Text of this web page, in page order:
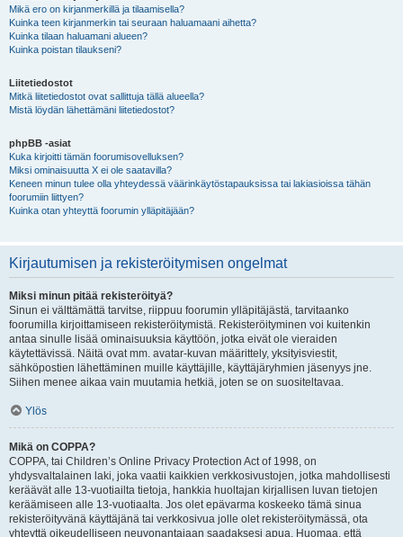
Mikä ero on kirjanmerkillä ja tilaamisella?
Kuinka teen kirjanmerkin tai seuraan haluamaani aihetta?
Kuinka tilaan haluamani alueen?
Kuinka poistan tilaukseni?
Liitetiedostot
Mitkä liitetiedostot ovat sallittuja tällä alueella?
Mistä löydän lähettämäni liitetiedostot?
phpBB -asiat
Kuka kirjoitti tämän foorumisovelluksen?
Miksi ominaisuutta X ei ole saatavilla?
Keneen minun tulee olla yhteydessä väärinkäytöstapauksissa tai lakiasioissa tähän
foorumiin liittyen?
Kuinka otan yhteyttä foorumin ylläpitäjään?
Kirjautumisen ja rekisteröitymisen ongelmat
Miksi minun pitää rekisteröityä?
Sinun ei välttämättä tarvitse, riippuu foorumin ylläpitäjästä, tarvitaanko
foorumilla kirjoittamiseen rekisteröitymistä. Rekisteröityminen voi kuitenkin
antaa sinulle lisää ominaisuuksia käyttöön, jotka eivät ole vieraiden
käytettävissä. Näitä ovat mm. avatar-kuvan määrittely, yksityisviestit,
sähköpostien lähettäminen muille käyttäjille, käyttäjäryhmien jäsenyys jne.
Siihen menee aikaa vain muutamia hetkiä, joten se on suositeltavaa.
Ylös
Mikä on COPPA?
COPPA, tai Children’s Online Privacy Protection Act of 1998, on
yhdysvaltalainen laki, joka vaatii kaikkien verkkosivustojen, jotka mahdollisesti
keräävät alle 13-vuotiailta tietoja, hankkia huoltajan kirjallisen luvan tietojen
keräämiseen alle 13-vuotiaalta. Jos olet epävarma koskeeko tämä sinua
rekisteröityvänä käyttäjänä tai verkkosivua jolle olet rekisteröitymässä, ota
yhteyttä oikeudelliseen neuvonantajaan saadaksesi apua. Huomaa, että